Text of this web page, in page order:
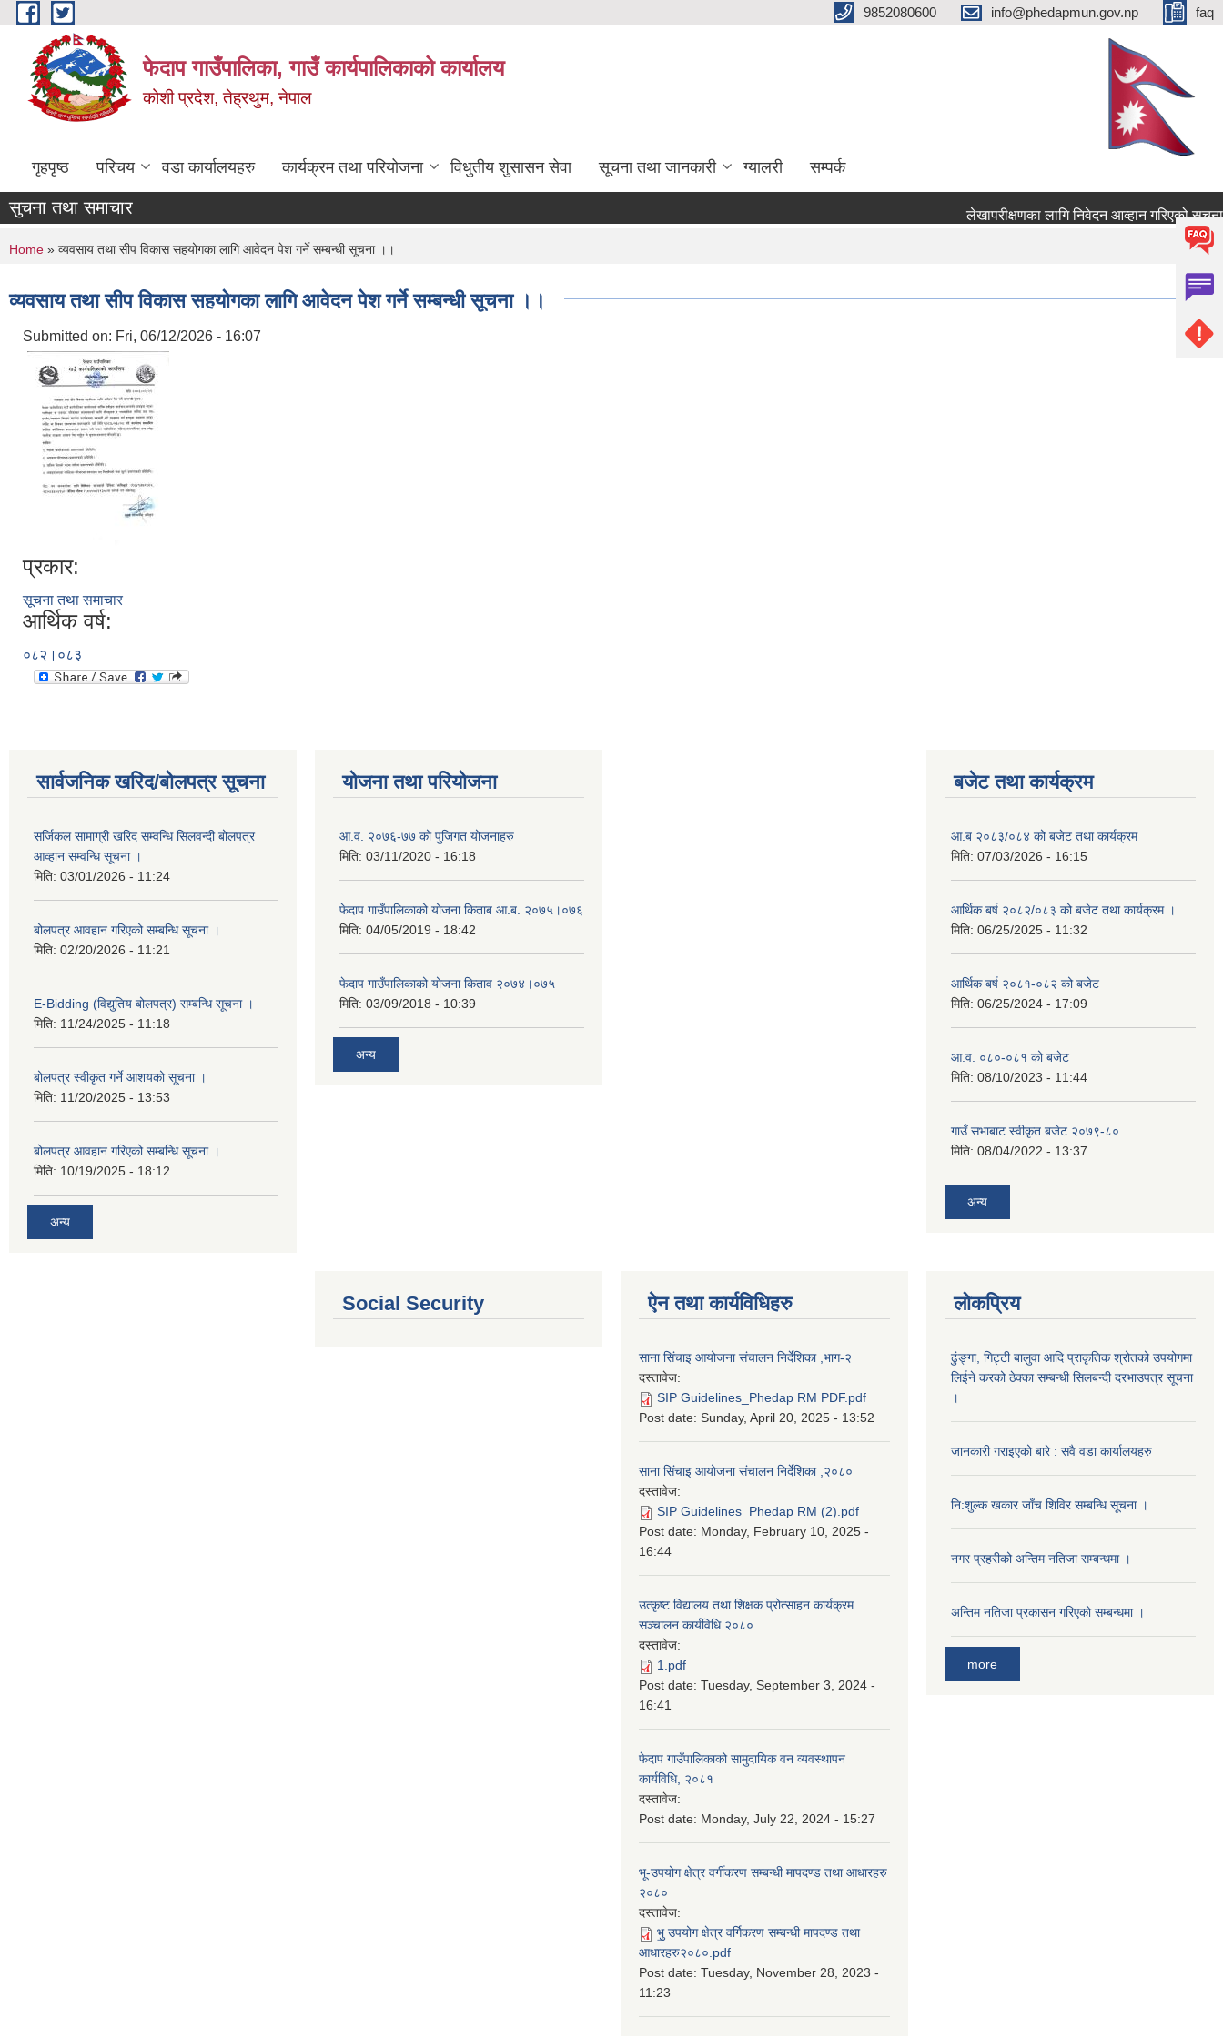
Skip to main content 9852080600 info@phedapmun.gov.np faq
फेदाप गाउँपालिका, गाउँ कार्यपालिकाको कार्यालय
कोशी प्रदेश, तेह्रथुम, नेपाल
गृहपृष्ठ परिचय वडा कार्यालयहरु कार्यक्रम तथा परियोजना विधुतीय शुसासन सेवा सूचना तथा जानकारी ग्यालरी सम्पर्क
सुचना तथा समाचार लेखापरीक्षणका लागि निवेदन आव्हान गरिएको सूचना ।
You are here
Home » व्यवसाय तथा सीप विकास सहयोगका लागि आवेदन पेश गर्ने सम्बन्धी सूचना ।।
व्यवसाय तथा सीप विकास सहयोगका लागि आवेदन पेश गर्ने सम्बन्धी सूचना ।।
Submitted on: Fri, 06/12/2026 - 16:07
प्रकार:
सूचना तथा समाचार
आर्थिक वर्ष:
०८२।०८३
सार्वजनिक खरिद/बोलपत्र सूचना
सर्जिकल सामाग्री खरिद सम्वन्धि सिलवन्दी बोलपत्र
आव्हान सम्वन्धि सूचना ।
मिति: 03/01/2026 - 11:24
बोलपत्र आवहान गरिएको सम्बन्धि सूचना ।
मिति: 02/20/2026 - 11:21
E-Bidding (विद्युतिय बोलपत्र) सम्बन्धि सूचना ।
मिति: 11/24/2025 - 11:18
बोलपत्र स्वीकृत गर्ने आशयको सूचना ।
मिति: 11/20/2025 - 13:53
बोलपत्र आवहान गरिएको सम्बन्धि सूचना ।
मिति: 10/19/2025 - 18:12
अन्य
योजना तथा परियोजना
आ.व. २०७६-७७ को पुजिगत योजनाहरु
मिति: 03/11/2020 - 16:18
फेदाप गाउँपालिकाको योजना किताब आ.ब. २०७५।०७६
मिति: 04/05/2019 - 18:42
फेदाप गाउँपालिकाको योजना किताव २०७४।०७५
मिति: 03/09/2018 - 10:39
अन्य
बजेट तथा कार्यक्रम
आ.ब २०८३/०८४ को बजेट तथा कार्यक्रम
मिति: 07/03/2026 - 16:15
आर्थिक बर्ष २०८२/०८३ को बजेट तथा कार्यक्रम ।
मिति: 06/25/2025 - 11:32
आर्थिक बर्ष २०८१-०८२ को बजेट
मिति: 06/25/2024 - 17:09
आ.व. ०८०-०८१ को बजेट
मिति: 08/10/2023 - 11:44
गाउँ सभाबाट स्वीकृत बजेट २०७९-८०
मिति: 08/04/2022 - 13:37
अन्य
Social Security ऐन तथा कार्यविधिहरु
साना सिंचाइ आयोजना संचालन निर्देशिका ,भाग-२
दस्तावेज:
SIP Guidelines_Phedap RM PDF.pdf
Post date: Sunday, April 20, 2025 - 13:52
साना सिंचाइ आयोजना संचालन निर्देशिका ,२०८०
दस्तावेज:
SIP Guidelines_Phedap RM (2).pdf
Post date: Monday, February 10, 2025 -
16:44
उत्कृष्ट विद्यालय तथा शिक्षक प्रोत्साहन कार्यक्रम
सञ्चालन कार्यविधि २०८०
दस्तावेज:
1.pdf
Post date: Tuesday, September 3, 2024 -
16:41
फेदाप गाउँपालिकाको सामुदायिक वन व्यवस्थापन
कार्यविधि, २०८१
दस्तावेज:
Post date: Monday, July 22, 2024 - 15:27
भू-उपयोग क्षेत्र वर्गीकरण सम्बन्धी मापदण्ड तथा आधारहरु
२०८०
दस्तावेज:
भु॒ उपयोग क्षेत्र वर्गिकरण सम्बन्धी मापदण्ड तथा
आधारहरु२०८०.pdf
Post date: Tuesday, November 28, 2023 -
11:23
लोकप्रिय
ढुंङ्गा, गिट्टी बालुवा आदि प्राकृतिक श्रोतको उपयोगमा
लिईने करको ठेक्का सम्बन्धी सिलबन्दी दरभाउपत्र सूचना
।
जानकारी गराइएको बारे : सवै वडा कार्यालयहरु
नि:शुल्क खकार जाँच शिविर सम्बन्धि सूचना ।
नगर प्रहरीको अन्तिम नतिजा सम्बन्धमा ।
अन्तिम नतिजा प्रकासन गरिएको सम्बन्धमा ।
more